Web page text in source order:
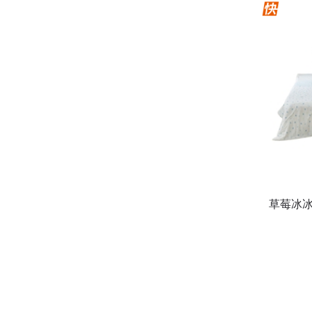
草莓冰